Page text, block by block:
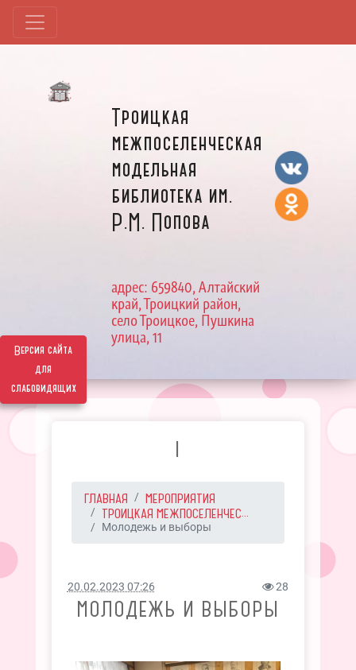
Версия сайта
для
слабовидящих
Троицкая
межпоселенческая
модельная
библиотека им.
Р.М. Попова
адрес: 659840, Алтайский
край, Троицкий район,
село Троицкое, Пушкина
улица, 11
I
ГЛАВНАЯ
МЕРОПРИЯТИЯ
ТРОИЦКАЯ МЕЖПОСЕЛЕНЧЕС...
Молодежь и выборы
20.02.2023 07:26 28
МОЛОДЕЖЬ И ВЫБОРЫ